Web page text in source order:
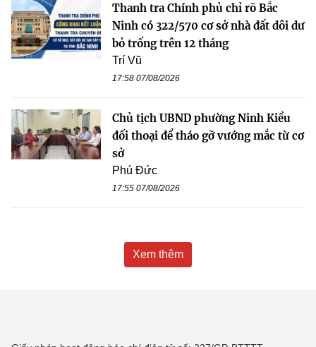
Thanh tra Chính phủ chỉ rõ Bắc
Ninh có 322/570 cơ sở nhà đất dôi dư
bỏ trống trên 12 tháng
Trí Vũ
17:58 07/08/2026
Chủ tịch UBND phường Ninh Kiều
đối thoại để tháo gỡ vướng mắc từ cơ
sở
Phú Đức
17:55 07/08/2026
Xem thêm